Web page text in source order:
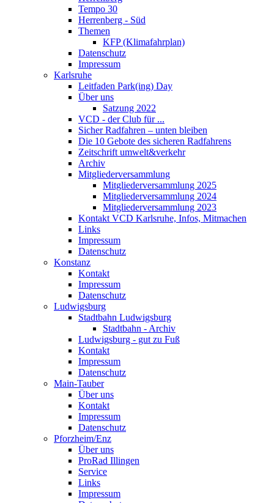
Tempo 30
Herrenberg - Süd
Themen
KFP (Klimafahrplan)
Datenschutz
Impressum
Karlsruhe
Leitfaden Park(ing) Day
Über uns
Satzung 2022
VCD - der Club für ...
Sicher Radfahren – unten bleiben
Die 10 Gebote des sicheren Radfahrens
Zeitschrift umwelt&verkehr
Archiv
Mitgliederversammlung
Mitgliederversammlung 2025
Mitgliederversammlung 2024
Mitgliederversammlung 2023
Kontakt VCD Karlsruhe, Infos, Mitmachen
Links
Impressum
Datenschutz
Konstanz
Kontakt
Impressum
Datenschutz
Ludwigsburg
Stadtbahn Ludwigsburg
Stadtbahn - Archiv
Ludwigsburg - gut zu Fuß
Kontakt
Impressum
Datenschutz
Main-Tauber
Über uns
Kontakt
Impressum
Datenschutz
Pforzheim/Enz
Über uns
ProRad Illingen
Service
Links
Impressum